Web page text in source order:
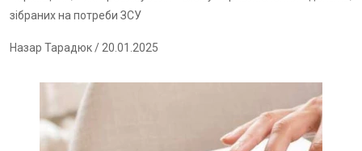
зібраних на потреби ЗСУ
Назар Тарадюк/ 20.01.2025